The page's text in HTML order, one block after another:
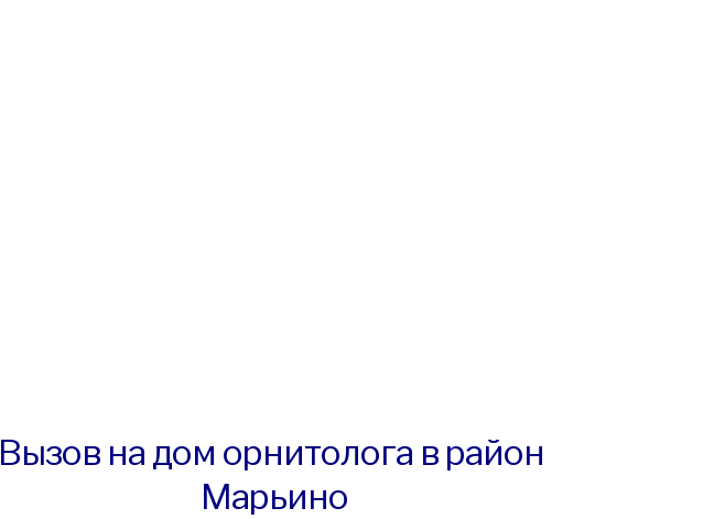
Вызов на дом орнитолога в район
Марьино